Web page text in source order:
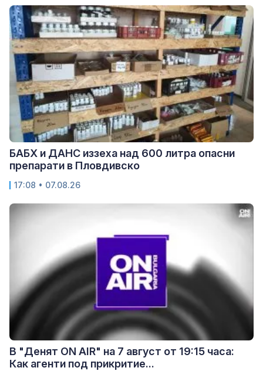
БАБХ и ДАНС иззеха над 600 литра опасни
препарати в Пловдивско
17:08 • 07.08.26
В "Денят ON AIR" на 7 август от 19:15 часа:
Как агенти под прикритие...